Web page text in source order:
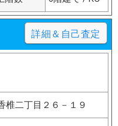
詳細＆自己査定
椎二丁目２６－１９